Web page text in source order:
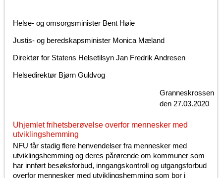
Helse- og omsorgsminister Bent Høie
Justis- og beredskapsminister Monica Mæland
Direktør for Statens Helsetilsyn Jan Fredrik Andresen
Helsedirektør Bjørn Guldvog
Granneskrossen
den 27.03.2020
Uhjemlet frihetsberøvelse overfor mennesker med
utviklingshemming
NFU får stadig flere henvendelser fra mennesker med
utviklingshemming og deres pårørende om kommuner som
har innført besøksforbud, inngangskontroll og utgangsforbud
overfor mennesker med utviklingshemming som bor i